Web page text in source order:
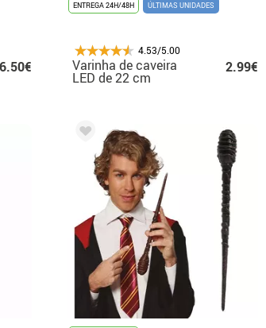
6.50€
ENTREGA 24H/48H ÚLTIMAS UNIDADES
4.53/5.00
Varinha de caveira
LED de 22 cm
2.99€